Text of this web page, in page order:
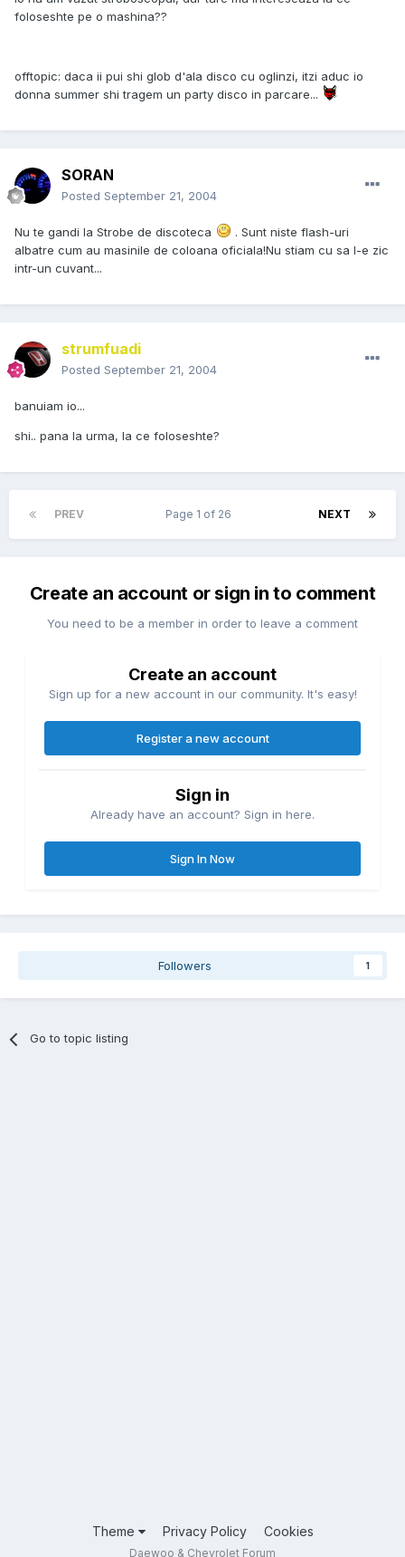
foloseshte pe o mashina??
offtopic: daca ii pui shi glob d'ala disco cu oglinzi, itzi aduc io
donna summer shi tragem un party disco in parcare...
SORAN
Posted September 21, 2004
Nu te gandi la Strobe de discoteca
. Sunt niste flash-uri
albatre cum au masinile de coloana oficiala!Nu stiam cu sa l-e zic
intr-un cuvant...
strumfuadi
Posted September 21, 2004
banuiam io...
shi.. pana la urma, la ce foloseshte?
PREV NEXT
Page 1 of 26
Create an account or sign in to comment
You need to be a member in order to leave a comment
Create an account
Sign up for a new account in our community. It's easy!
Register a new account
Sign in
Already have an account? Sign in here.
Sign In Now
Followers 1
Go to topic listing
Theme Privacy Policy Cookies
Daewoo & Chevrolet Forum